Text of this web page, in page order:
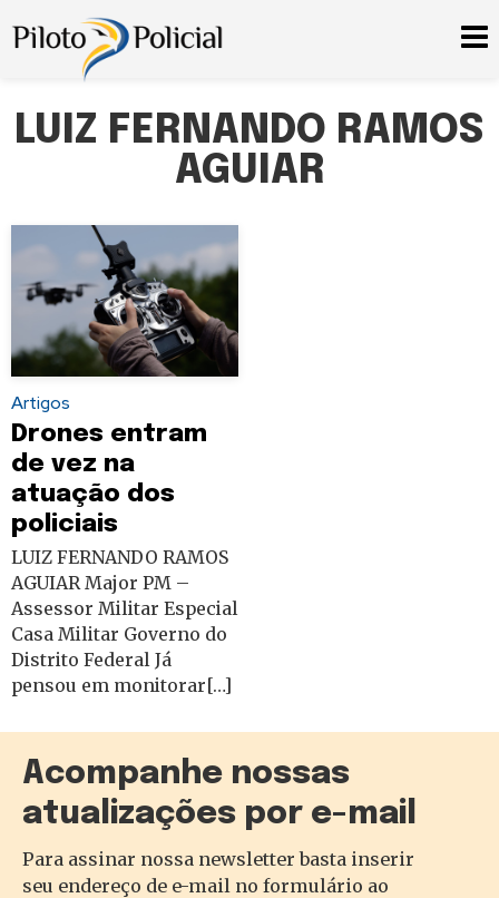
LUIZ FERNANDO RAMOS
AGUIAR
Artigos
Drones entram
de vez na
atuação dos
policiais
LUIZ FERNANDO RAMOS
AGUIAR Major PM –
Assessor Militar Especial
Casa Militar Governo do
Distrito Federal Já
pensou em monitorar[…]
Acompanhe nossas
atualizações por e-mail
Para assinar nossa newsletter basta inserir
seu endereço de e-mail no formulário ao